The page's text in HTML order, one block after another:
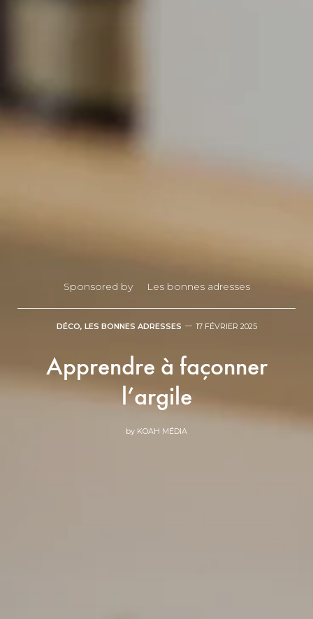
Sponsored by Les bonnes adresses
DÉCO, LES BONNES ADRESSES 17 FÉVRIER 2025
Apprendre à façonner
l’argile
by KOAH MÉDIA